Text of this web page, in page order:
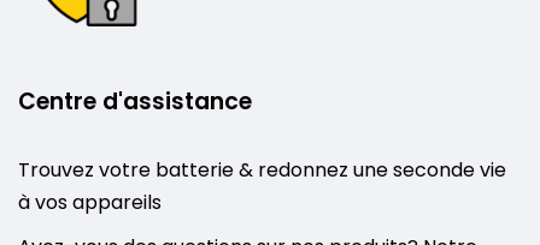
Centre d'assistance
Trouvez votre batterie & redonnez une seconde vie
à vos appareils